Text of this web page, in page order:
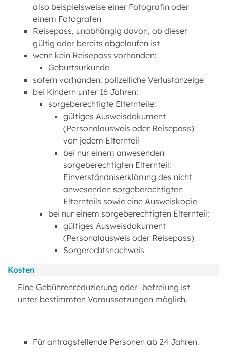
also beispielsweise einer Fotografin oder
einem Fotografen
Reisepass, unabhängig davon, ob dieser
gültig oder bereits abgelaufen ist
wenn kein Reisepass vorhanden:
Geburtsurkunde
sofern vorhanden: polizeiliche Verlustanzeige
bei Kindern unter 16 Jahren:
sorgeberechtigte Elternteile:
gültiges Ausweisdokument
(Personalausweis oder Reisepass)
von jedem Elternteil
bei nur einem anwesenden
sorgeberechtigten Elternteil:
Einverständniserklärung des nicht
anwesenden sorgeberechtigten
Elternteils sowie eine Ausweiskopie
bei nur einem sorgeberechtigten Elternteil:
gültiges Ausweisdokument
(Personalausweis oder Reisepass)
Sorgerechtsnachweis
Kosten
Eine Gebührenreduzierung oder -befreiung ist
unter bestimmten Voraussetzungen möglich.
Für antragstellende Personen ab 24 Jahren.